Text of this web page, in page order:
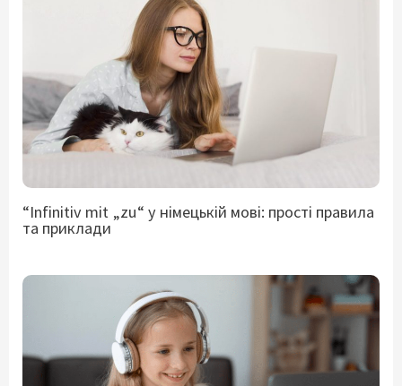
“Infinitiv mit „zu“ у німецькій мові: прості правила
та приклади